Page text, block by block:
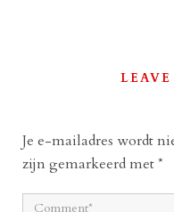
Je e-mailadres wordt
zijn gemarkeerd met*